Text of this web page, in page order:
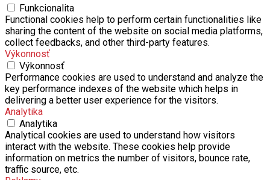
sharing the content of the website on social media platforms,
collect feedbacks, and other third-party features.
Výkonnosť
Výkonnosť
Performance cookies are used to understand and analyze the
key performance indexes of the website which helps in
delivering a better user experience for the visitors.
Analytika
Analytika
Analytical cookies are used to understand how visitors
interact with the website. These cookies help provide
information on metrics the number of visitors, bounce rate,
traffic source, etc.
Reklamy
Reklamy